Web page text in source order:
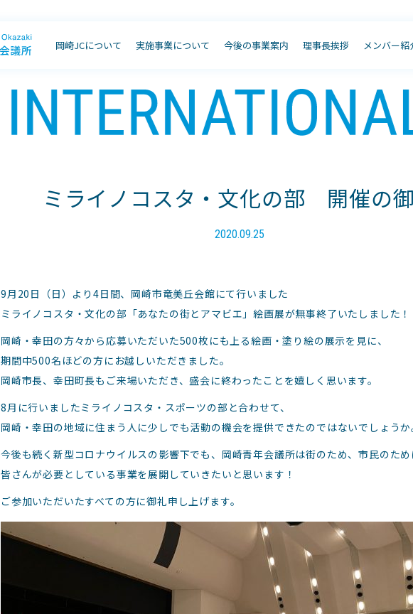
岡崎JCについて 実施事業について 今後の事業案内 理事長挨拶 メンバー紹
ミライノコスタ・文化の部 開催の
2020.09.25
9月20日（日）より4日間、岡崎市竜美丘会館にて行いました
ミライノコスタ・文化の部「あなたの街とアマビエ」絵画展が無事終了いたしました！
岡崎・幸田の方々から応募いただいた500枚にも上る絵画・塗り絵の展示を見に、
期間中500名ほどの方にお越しいただきました。
岡崎市長、幸田町長もご来場いただき、盛会に終わったことを嬉しく思います。
8月に行いましたミライノコスタ・スポーツの部と合わせて、
岡崎・幸田の地域に住まう人に少しでも活動の機会を提供できたのではないでしょうか
今後も続く新型コロナウイルスの影響下でも、岡崎青年会議所は街のため、市民のため
皆さんが必要としている事業を展開していきたいと思います！
ご参加いただいたすべての方に御礼申し上げます。